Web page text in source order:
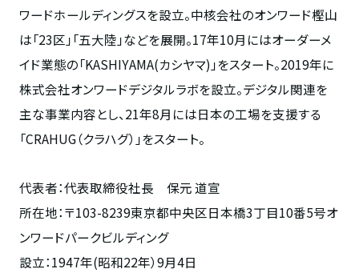
ワードホールディングスを設立。中核会社のオンワード樫山
は「23区」「五大陸」などを展開。17年10月にはオーダーメ
イド業態の「KASHIYAMA(カシヤマ)」をスタート。2019年に
株式会社オンワードデジタルラボを設立。デジタル関連を
主な事業内容とし、21年8月には日本の工場を支援する
「CRAHUG（クラハグ）」をスタート。
代表者：代表取締役社長 保元 道宣
所在地：〒103-8239東京都中央区日本橋3丁目10番5号オ
ンワードパークビルディング
設立：1947年(昭和22年）9月4日